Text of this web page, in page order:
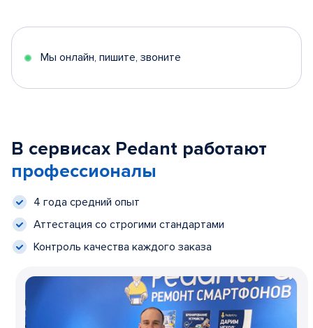
Мы онлайн, пишите, звоните
В сервисах Pedant работают
профессионалы
4 года средний опыт
Аттестация со строгими стандартами
Контроль качества каждого заказа